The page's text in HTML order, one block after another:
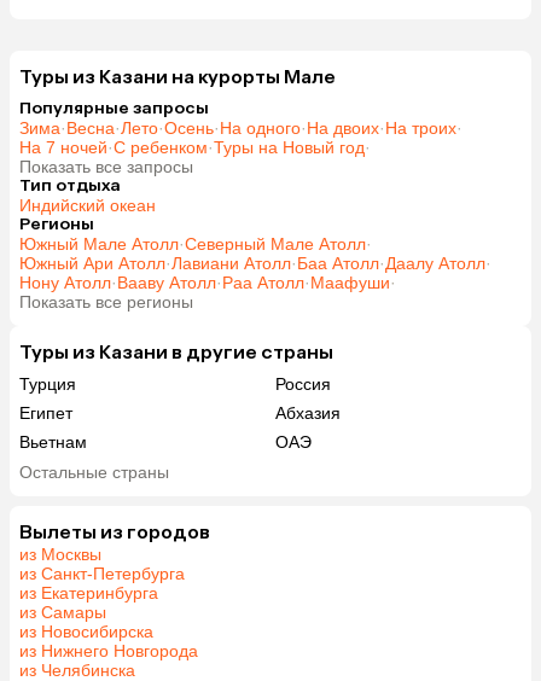
Туры из Казани на курорты Мале
Популярные запросы
Зима·Весна·Лето·Осень·На одного·На двоих·На троих·
На 7 ночей·С ребенком·Туры на Новый год·
Показать все запросы
Тип отдыха
Индийский океан
Регионы
Южный Мале Атолл·Северный Мале Атолл·
Южный Ари Атолл·Лавиани Атолл·Баа Атолл·Даалу Атолл·
Нону Атолл·Вааву Атолл·Раа Атолл·Маафуши·
Показать все регионы
Туры из Казани в другие страны
Турция
Россия
Египет
Абхазия
Вьетнам
ОАЭ
Мальдивы
Остальные страны
Вылеты из городов
из Москвы
из Санкт-Петербурга
из Екатеринбурга
из Самары
из Новосибирска
из Нижнего Новгорода
из Челябинска